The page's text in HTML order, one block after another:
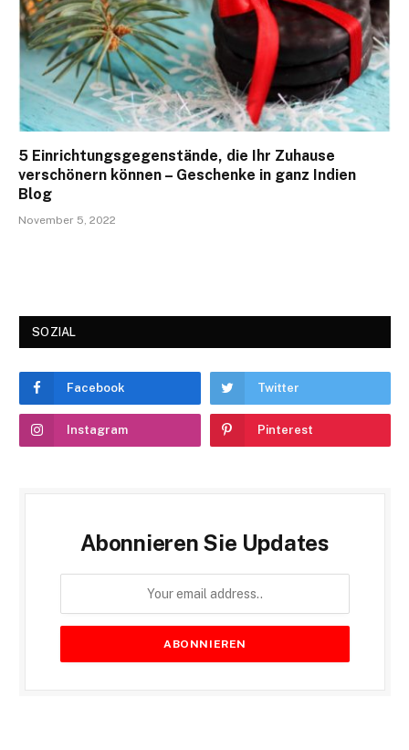
5 Einrichtungsgegenstände, die Ihr Zuhause
verschönern können – Geschenke in ganz Indien
Blog
November 5, 2022
SOZIAL
Facebook Twitter
Instagram Pinterest
Abonnieren Sie Updates